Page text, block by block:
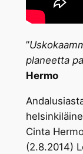
”
planeetta
Hermo
Cinta
(2.8.2014)